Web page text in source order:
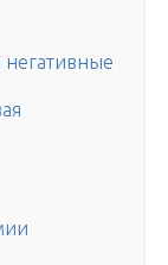
негативные